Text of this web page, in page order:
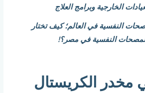
الخارجية وبرامج العلاج
النفسية في العالم؛ كيف تختار
النفسية في مصر؟!
الكريستال